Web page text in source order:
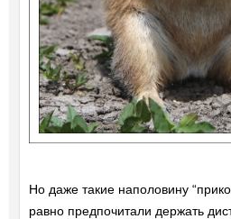
Но даже такие наполовину
равно предпочитали держать